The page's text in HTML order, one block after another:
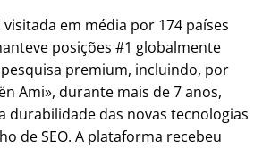
em média por 174 países
posições #1 globalmente
premium, incluindo, por
Ami , durante mais de 7 anos,
durabilidade das novas tecnologias
de SEO. A plataforma recebeu